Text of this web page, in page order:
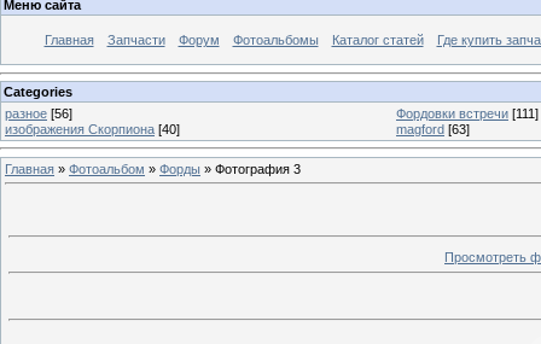
Меню сайта
Главная Запчасти Форум Фотоальбомы Каталог статей Где купить
Categories
разное [56] Фордовки встречи [111]
изображения Скорпиона [40] magford [63]
Главная » Фотоальбом » Форды » Фотография 3
Просмотреть